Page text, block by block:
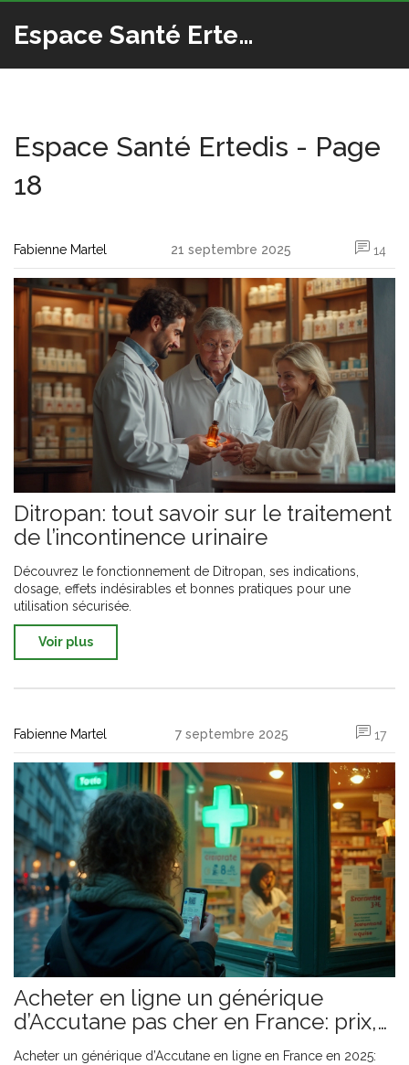
Espace Santé Ertedis
Espace Santé Ertedis - Page
18
Fabienne Martel 21 septembre 2025 14
Ditropan: tout savoir sur le traitement
de l’incontinence urinaire
Découvrez le fonctionnement de Ditropan, ses indications,
dosage, effets indésirables et bonnes pratiques pour une
utilisation sécurisée.
Voir plus
Fabienne Martel 7 septembre 2025 17
Acheter en ligne un générique
d’Accutane pas cher en France: prix,
sécurité, alternatives
Acheter un générique d’Accutane en ligne en France en 2025: